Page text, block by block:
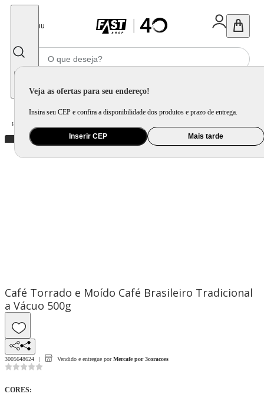
Menu
Veja as ofertas para seu endereço!
Insira seu CEP e confira a disponibilidade dos produtos e prazo de entrega.
Inserir CEP Mais tarde
Home
Café Torrado e Moído Café Brasileiro Tradicional
a Vácuo 500g
3005648624 Vendido e entregue por Mercafe por 3coracoes
CORES: